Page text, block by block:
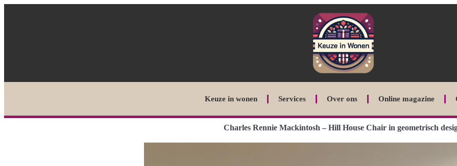
Keuze in wonen Services Over ons Online magazine
Charles Rennie Mackintosh – Hill House Chair in geometrisch